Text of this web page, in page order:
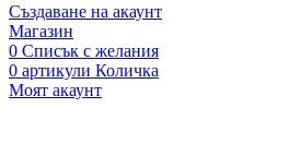
Създаване на акаунт
Магазин
0 Списък с желания
0 артикули Количка
Моят акаунт